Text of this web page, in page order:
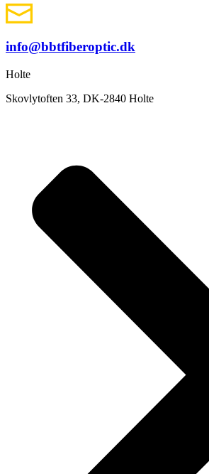
info@bbtfiberoptic.dk
Holte
Skovlytoften 33, DK-2840 Holte